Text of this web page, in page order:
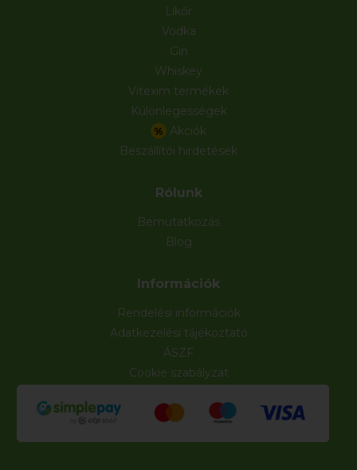
Likőr
Vodka
Gin
Whiskey
Vitexim termékek
Különlegességek
% Akciók
Beszállítói hirdetések
Rólunk
Bemutatkozás
Blog
Információk
Rendelési információk
Adatkezelési tájékoztató
ÁSZF
Cookie szabályzat